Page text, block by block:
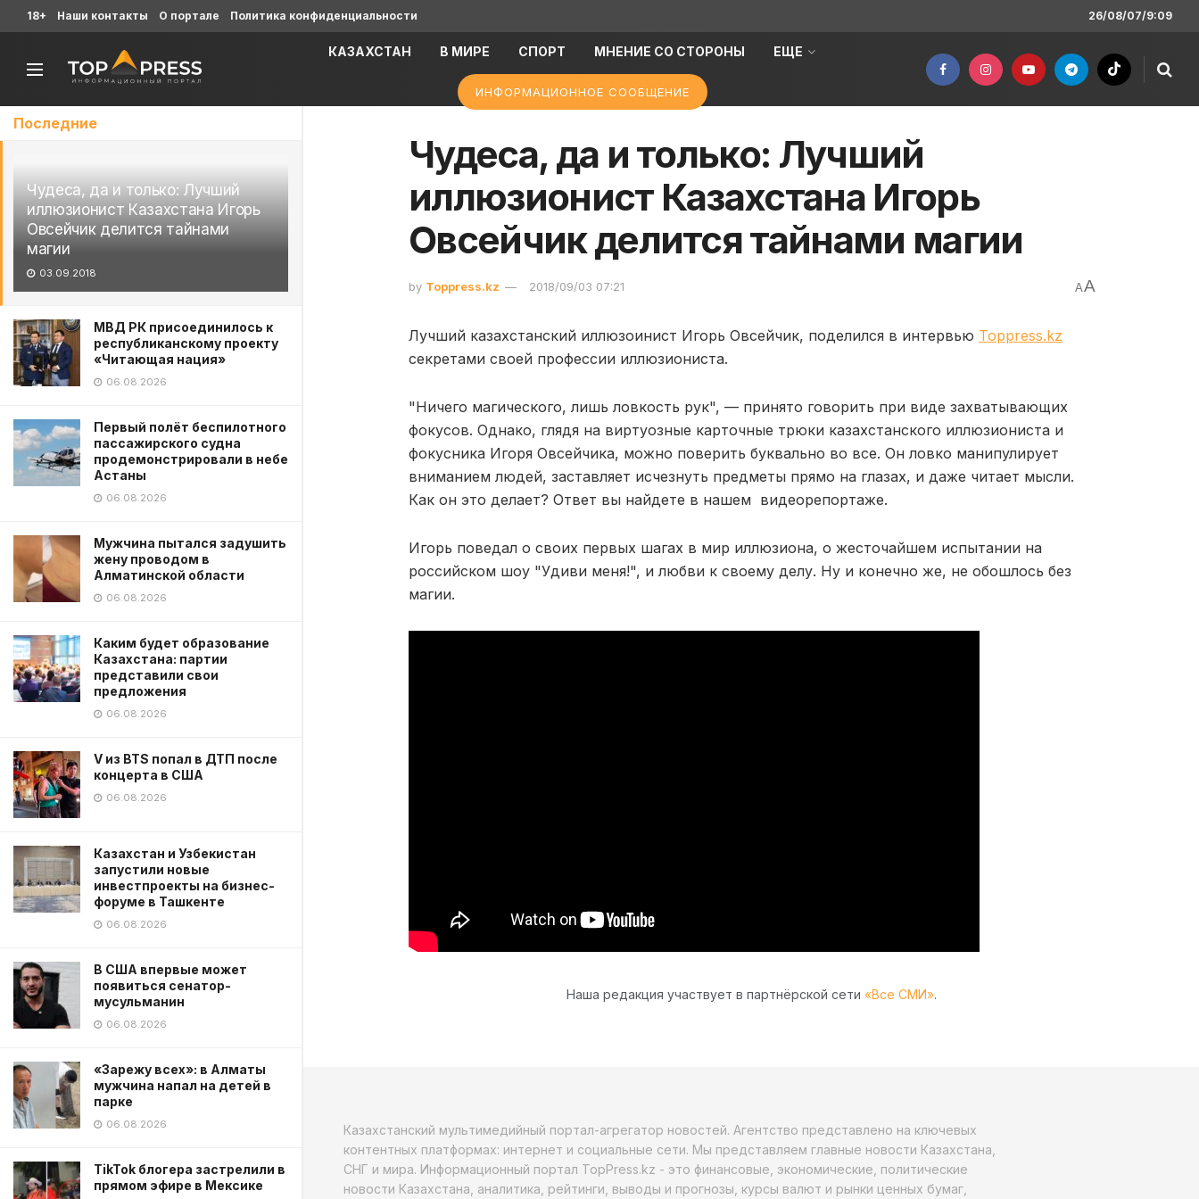
Последние
Чудеса, да и только: Лучший
иллюзионист Казахстана Игорь
Овсейчик делится тайнами
магии
03.09.2018
МВД РК присоединилось к
республиканскому проекту
«Читающая нация»
06.08.2026
Первый полёт беспилотного
пассажирского судна
продемонстрировали в небе
Астаны
06.08.2026
Мужчина пытался задушить
жену проводом в
Алматинской области
06.08.2026
Каким будет образование
Казахстана: партии
представили свои
предложения
06.08.2026
V из BTS попал в ДТП после
концерта в США
06.08.2026
Казахстан и Узбекистан
запустили новые
инвестпроекты на бизнес-
форуме в Ташкенте
06.08.2026
В США впервые может
появиться сенатор-
мусульманин
06.08.2026
«Зарежу всех»: в Алматы
мужчина напал на детей в
парке
06.08.2026
TikTok блогера застрелили в
прямом эфире в Мексике
18+ Наши контакты О портале Политика конфиденциальности 26/08/07/9:09
КАЗАХСТАН В МИРЕ СПОРТ МНЕНИЕ СО СТОРОНЫ ЕЩЕ
ИНФОРМАЦИОННОЕ СООБЩЕНИЕ
Чудеса, да и только: Лучший
иллюзионист Казахстана Игорь
Овсейчик делится тайнами магии
by Toppress.kz 2018/09/03 07:21 AA
Лучший казахстанский иллюзоинист Игорь Овсейчик, поделился в интервью Toppress.kz
секретами своей профессии иллюзиониста.
"Ничего магического, лишь ловкость рук", — принято говорить при виде захватывающих
фокусов. Однако, глядя на виртуозные карточные трюки казахстанского иллюзиониста и
фокусника Игоря Овсейчика, можно поверить буквально во все. Он ловко манипулирует
вниманием людей, заставляет исчезнуть предметы прямо на глазах, и даже читает мысли.
Как он это делает? Ответ вы найдете в нашем видеорепортаже.
Игорь поведал о своих первых шагах в мир иллюзиона, о жесточайшем испытании на
российском шоу "Удиви меня!", и любви к своему делу. Ну и конечно же, не обошлось без
магии.
Наша редакция участвует в партнёрской сети «Все СМИ».
Казахстанский мультимедийный портал-агрегатор новостей. Агентство представлено на ключевых
контентных платформах: интернет и социальные сети. Мы представляем главные новости Казахстана,
СНГ и мира. Информационный портал TopPress.kz - это финансовые, экономические, политические
новости Казахстана, аналитика, рейтинги, выводы и прогнозы, курсы валют и рынки ценных бумаг,